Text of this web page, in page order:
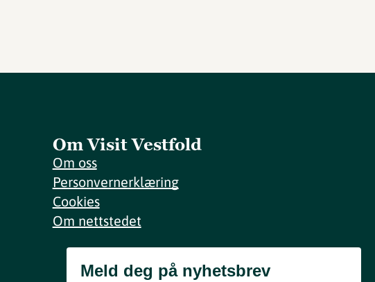
Om Visit Vestfold
Om oss
Personvernerklæring
Cookies
Om nettstedet
Meld deg på nyhetsbrev
Meld deg på nyhetsbrev